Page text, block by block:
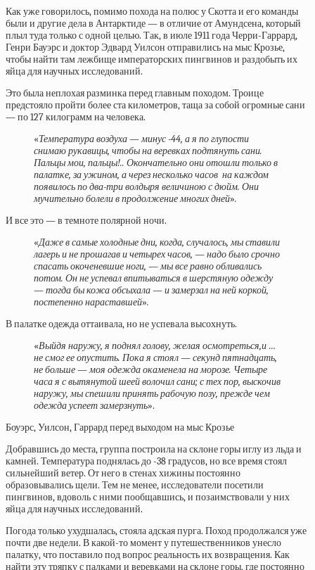
Как уже говорилось, помимо похода на полюс у Скотта и его команды
были и другие дела в Антарктиде — в отличие от Амундсена, который
плыл туда только с одной целью. Так, в июле 1911 года Черри-Гаррард,
Генри Бауэрс и доктор Эдвард Уилсон отправились на мыс Крозье,
чтобы найти там лежбище императорских пингвинов и раздобыть их
яйца для научных исследований.
Это была неплохая разминка перед главным походом. Троице
предстояло пройти более ста километров, таща за собой огромные сани
— по 127 килограмм на человека.
«Температура воздуха — минус -44, а я по глупости
снимаю рукавицы, чтобы на веревках подтянуть сани.
Пальцы мои, пальцы!.. Окончательно они отошли только в
палатке, за ужином, а через несколько часов на каждом
появилось по два-три волдыря величиною с дюйм. Они
мучительно болели в продолжение многих дней».
И все это — в темноте полярной ночи.
«Даже в самые холодные дни, когда, случалось, мы ставили
лагерь и не прошагав и четырех часов, — надо было срочно
спасать окоченевшие ноги, — мы все равно обливались
потом. Он не успевал впитываться в шерстяную одежду
— тогда бы кожа обсыхала — и замерзал на ней коркой,
постепенно нараставшей».
В палатке одежда оттаивала, но не успевала высохнуть.
«Выйдя наружу, я поднял голову, желая осмотреться,и …
не смог ее опустить. Пока я стоял — секунд пятнадцать,
не больше — моя одежда окаменела на морозе. Четыре
часа я с вытянутой шеей волочил сани; с тех пор, выскочив
наружу, мы спешили принять рабочую позу, прежде чем
одежда успеет замерзнуть».
Боуэрс, Уилсон, Гаррард перед выходом на мыс Крозье
Добравшись до места, группа построила на склоне горы иглу из льда и
камней. Температура поднялась до -38 градусов, но все время стоял
сильнейший ветер. От него в стенах хижины постоянно
образовывались щели. Тем не менее, исследователи посетили
пингвинов, вдоволь с ними пообщавшись, и позаимствовали у них
яйца для научных исследований.
Погода только ухудшалась, стояла адская пурга. Поход продолжался уже
почти две недели. В какой-то момент у путешественников унесло
палатку, что поставило под вопрос реальность их возвращения. Как
найти эту тряпку с палками и веревками на склоне горы, где постоянно